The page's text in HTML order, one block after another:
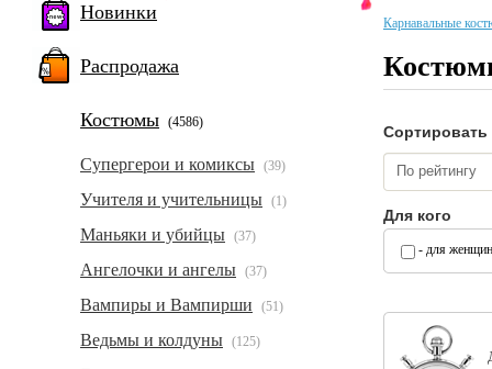
Новинки
Распродажа
Костюмы (4586)
Супергерои и комиксы (39)
Учителя и учительницы (1)
Маньяки и убийцы (37)
Ангелочки и ангелы (37)
Вампиры и Вампирши (51)
Ведьмы и колдуны (125)
Карнавальные
Сортировать
По рейтингу
Для кого
- для женщин